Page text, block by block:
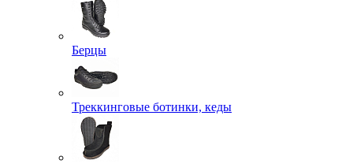
Берцы
Треккинговые ботинки, кеды